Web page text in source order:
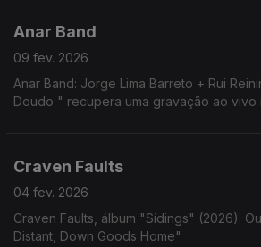
Anar Band
09 fev. 2026
Anar Band: Jorge Lima Barreto + Rui
Doudo " recupera uma gravação ao vivo
Craven Faults
04 fev. 2026
Craven Faults, álbum "Sidings" (2026).
Distant, Down Goods Home"